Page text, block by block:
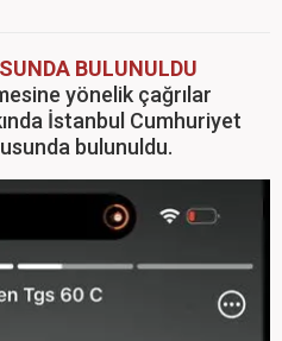
BULUNULDU
yönelik çağrılar
İstanbul Cumhuriyet
bulunuldu.